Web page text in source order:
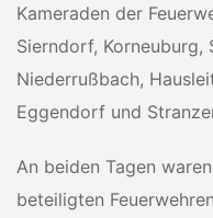
Kameraden der
Sierndorf,
Niederrußbach,
Eggendorf und
An beiden Tagen
beteiligten